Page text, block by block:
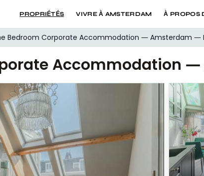
PROPRIÉTÉS VIVRE À AMSTERDAM À PROPOS
Bedroom Corporate Accommodation — Amsterdam —
Accommodation